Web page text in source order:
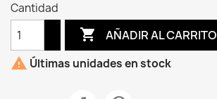
Cantidad
 AÑADIR AL CARRITO
 Últimas unidades en stock